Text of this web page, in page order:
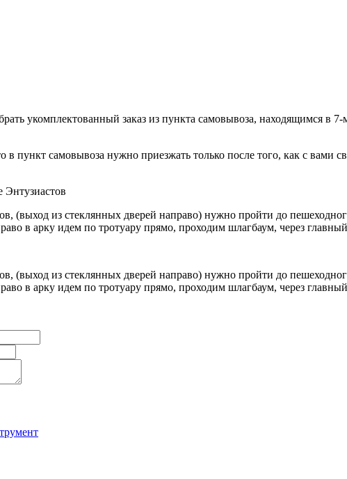
укомплектованный заказ из пункта самовывоза, находящимся в
пункт самовывоза нужно приезжать только после того, как с вами
(выход из стеклянных дверей направо) нужно пройти до
в арку идем по тротуару прямо, проходим шлагбаум, через
(выход из стеклянных дверей направо) нужно пройти до
в арку идем по тротуару прямо, проходим шлагбаум, через